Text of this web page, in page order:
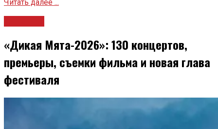
Читать далее ...
«Дикая Мята-2026»: 130 концертов,
премьеры, съемки фильма и новая глава
фестиваля